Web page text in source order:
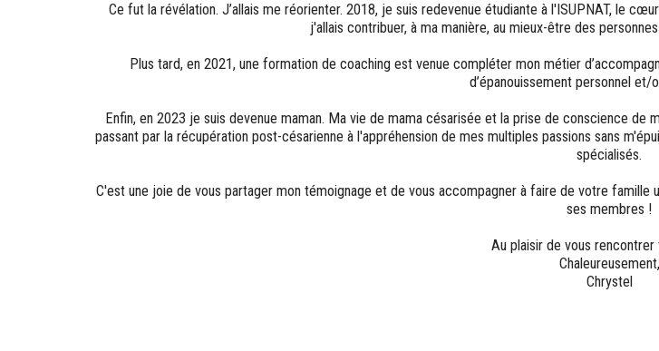
Ce fut la révélation. J’allais me réorienter. 2018, je suis redevenue étudiante à l'ISUPNAT, le
j'allais contribuer, à ma manière, au mieux-être des
Plus tard, en 2021, une formation de coaching est venue compléter mon métier
d’épanouissement personnel et/
Enfin, en 2023 je suis devenue maman. Ma vie de mama césarisée et la prise de conscience
passant par la récupération post-césarienne à l'appréhension de mes multiples passions sans
spécialisés.
C'est une joie de vous partager mon témoignage et de vous accompagner à faire de votre
ses membres !
Au plaisir de vous
Chaleureusement,
Chrystel